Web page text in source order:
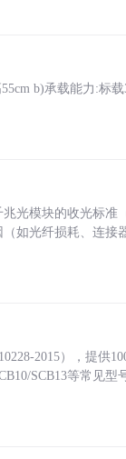
b)承载能力:标
光模块的收光标准
如光纤损耗、连接
2015），提供
SCB13等常见型